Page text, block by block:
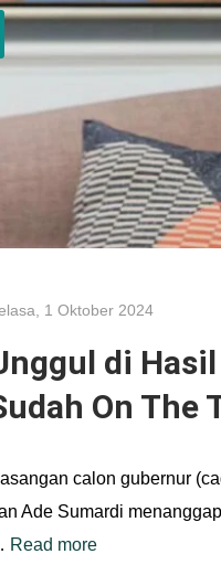
1 Oktober 2024
di
On The
calon gubernur
Ade Sumardi
Read more